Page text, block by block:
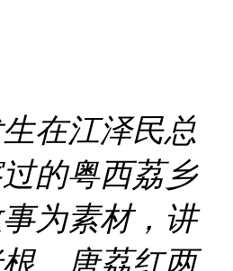
在江泽民总
的粤西荔乡
为素材，讲
、唐荔红两